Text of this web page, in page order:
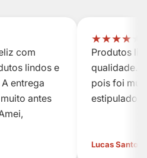
com
lindos e
entrega
antes
★★★★
Produtos
qualidade.
pois foi
estipulado.
Lucas Santos